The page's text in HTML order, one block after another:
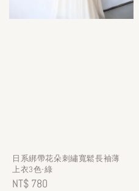
日系綁帶花朵刺繡寬鬆長袖薄
上衣3色-綠
Regular
NT$ 780